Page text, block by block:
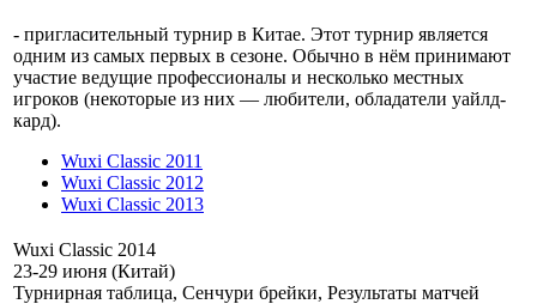
- пригласительный турнир в Китае. Этот турнир является
одним из самых первых в сезоне. Обычно в нём принимают
участие ведущие профессионалы и несколько местных
игроков (некоторые из них — любители, обладатели уайлд-
кард).
Wuxi Classic 2011
Wuxi Classic 2012
Wuxi Classic 2013
Wuxi Classic 2014
23-29 июня (Китай)
Турнирная таблица, Сенчури брейки, Результаты матчей